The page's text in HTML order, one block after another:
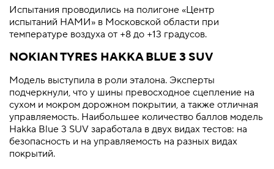
Испытания проводились на полигоне «Центр
испытаний НАМИ» в Московской области при
температуре воздуха от +8 до +13 градусов.
NOKIAN TYRES HAKKA BLUE 3 SUV
Модель выступила в роли эталона. Эксперты
подчеркнули, что у шины превосходное сцепление на
сухом и мокром дорожном покрытии, а также отличная
управляемость. Наибольшее количество баллов модель
Hakka Blue 3 SUV заработала в двух видах тестов: на
безопасность и на управляемость на разных видах
покрытий.